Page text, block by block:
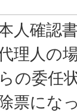
人確認
理人の
の委任
除票にな